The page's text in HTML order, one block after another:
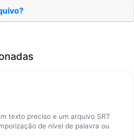
texto preciso e um arquivo SRT
de nível de palavra ou